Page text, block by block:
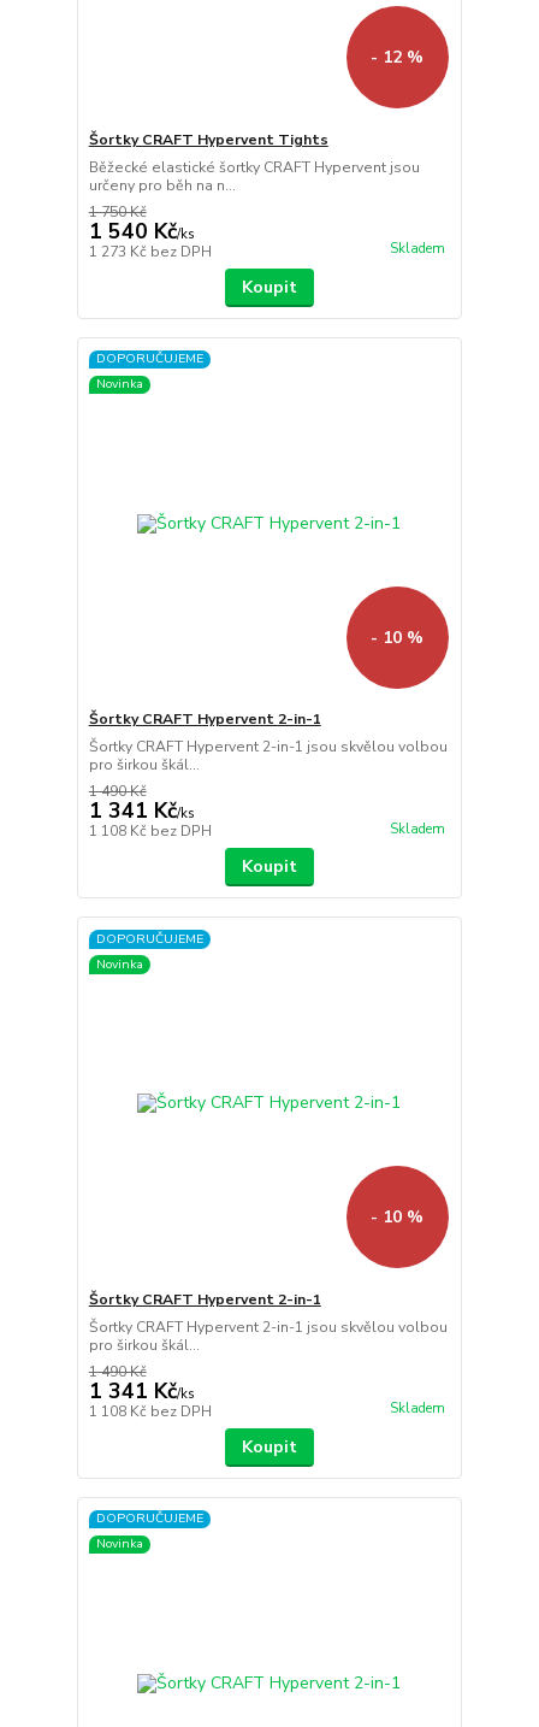
- 12 %
Šortky CRAFT Hypervent Tights
Běžecké elastické šortky CRAFT Hypervent jsou
určeny pro běh na n...
1 750 Kč
1 540 Kč/ks
1 273 Kč bez DPH Skladem
Koupit
DOPORUČUJEME
Novinka
- 10 %
Šortky CRAFT Hypervent 2-in-1
Šortky CRAFT Hypervent 2-in-1 jsou skvělou volbou
pro širkou škál...
1 490 Kč
1 341 Kč/ks
1 108 Kč bez DPH Skladem
Koupit
DOPORUČUJEME
Novinka
- 10 %
Šortky CRAFT Hypervent 2-in-1
Šortky CRAFT Hypervent 2-in-1 jsou skvělou volbou
pro širkou škál...
1 490 Kč
1 341 Kč/ks
1 108 Kč bez DPH Skladem
Koupit
DOPORUČUJEME
Novinka